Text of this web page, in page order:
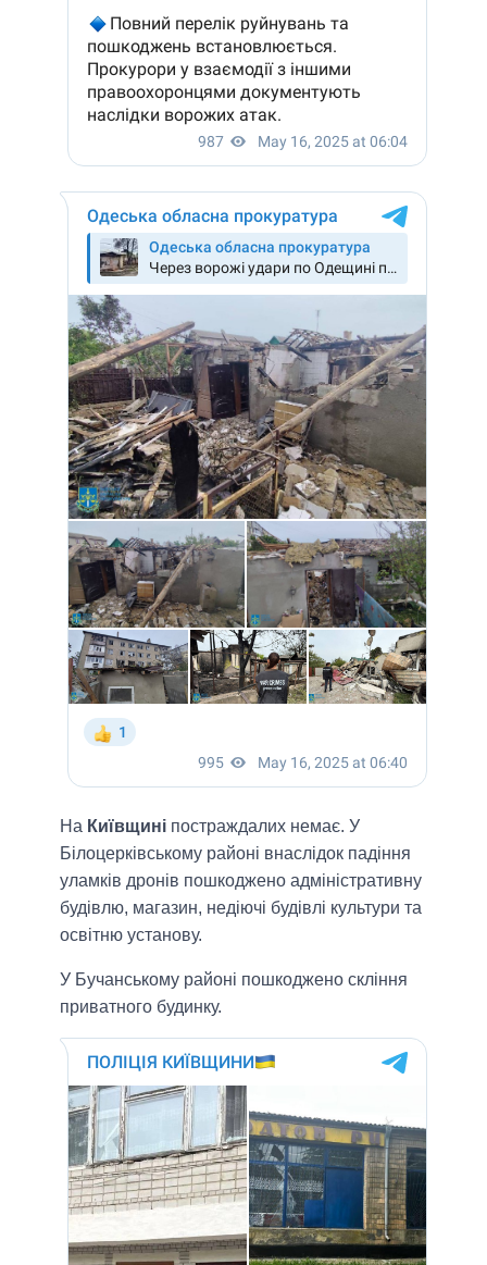
На Київщині постраждалих немає. У
Білоцерківському районі внаслідок падіння
уламків дронів пошкоджено адміністративну
будівлю, магазин, недіючі будівлі культури та
освітню установу.
У Бучанському районі пошкоджено скління
приватного будинку.